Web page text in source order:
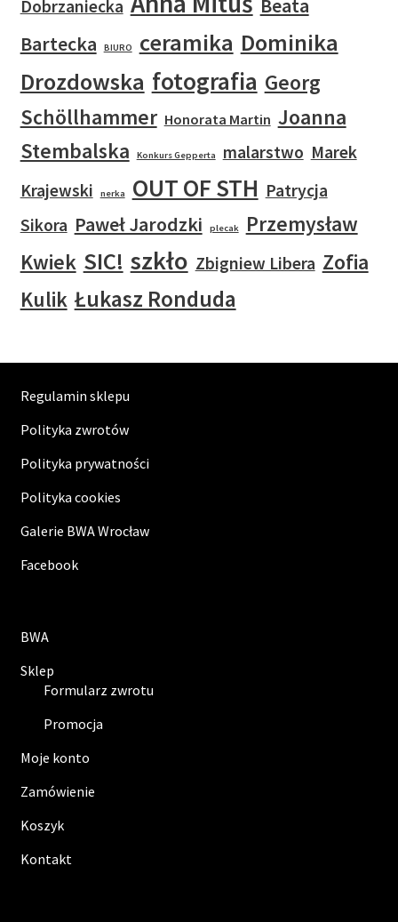
Dobrzaniecka
Beata
Bartecka
BIURO ceramika Dominika
Drozdowska fotografia Georg
Schöllhammer Honorata Martin Joanna
Stembalska
Konkurs Gepperta malarstwo Marek
Krajewski
nerka OUT OF STH Patrycja
Sikora Paweł Jarodzki plecak
Przemysław
Kwiek SIC! szkło Zbigniew Libera Zofia
Kulik Łukasz Ronduda
Regulamin sklepu
Polityka zwrotów
Polityka prywatności
Polityka cookies
Galerie BWA Wrocław
Facebook
BWA
Sklep
Formularz zwrotu
Promocja
Moje konto
Zamówienie
Koszyk
Kontakt